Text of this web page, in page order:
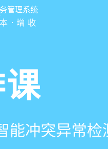
管理系统
·增收
用校
务管理系
能冲突异常检
减课时，老师
师、学员、家